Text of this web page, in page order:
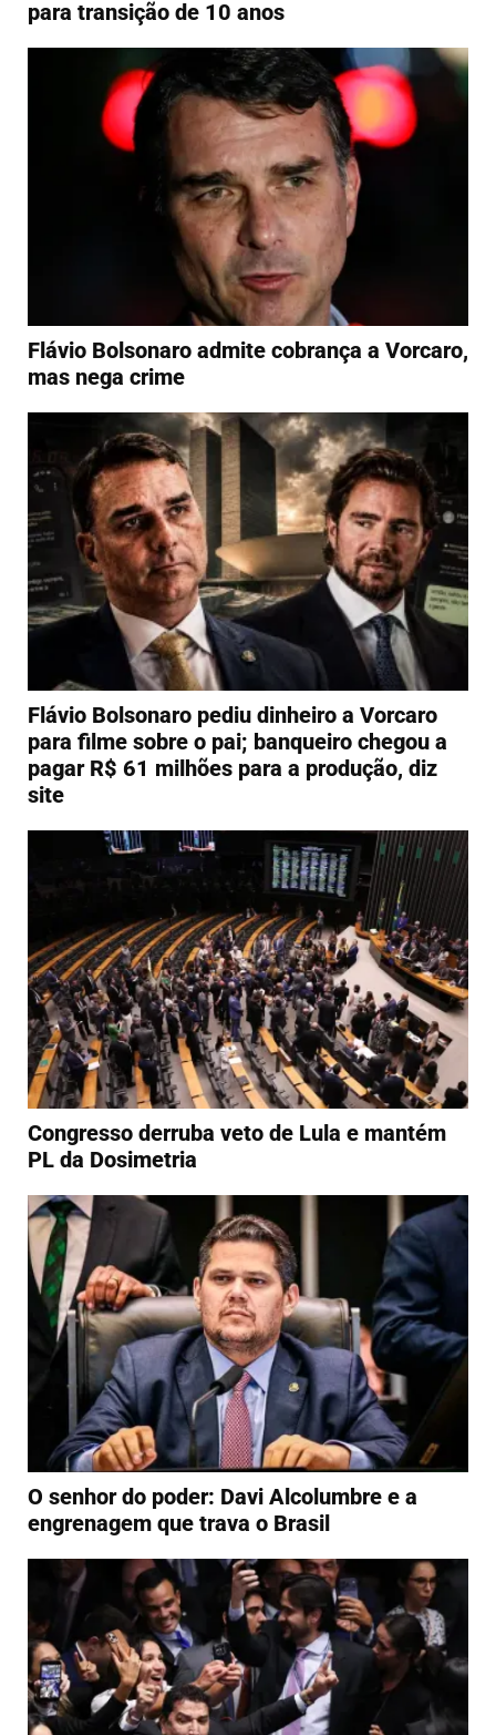
para transição de 10 anos
Flávio Bolsonaro admite cobrança a Vorcaro,
mas nega crime
Flávio Bolsonaro pediu dinheiro a Vorcaro
para filme sobre o pai; banqueiro chegou a
pagar R$ 61 milhões para a produção, diz
site
Congresso derruba veto de Lula e mantém
PL da Dosimetria
O senhor do poder: Davi Alcolumbre e a
engrenagem que trava o Brasil